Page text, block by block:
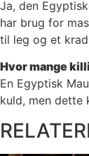
Ja, den
har brug for
til leg og et
Hvor mange
En Egyptisk
kuld, men dette